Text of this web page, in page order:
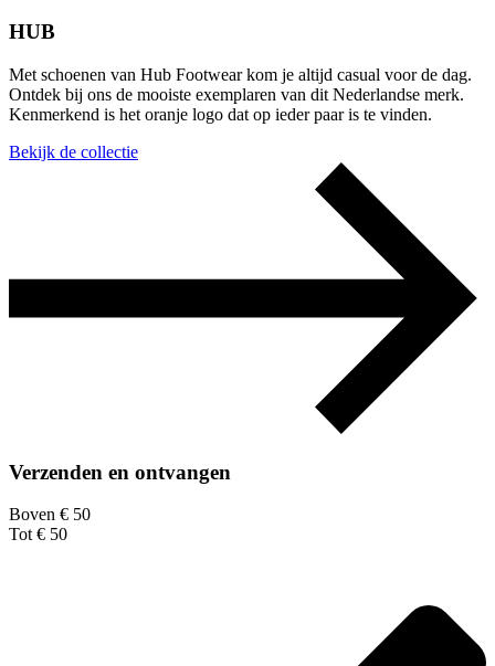
HUB
Met schoenen van Hub Footwear kom je altijd casual voor de dag.
Ontdek bij ons de mooiste exemplaren van dit Nederlandse merk.
Kenmerkend is het oranje logo dat op ieder paar is te vinden.
Bekijk de collectie
Verzenden en ontvangen
Boven € 50
Tot € 50